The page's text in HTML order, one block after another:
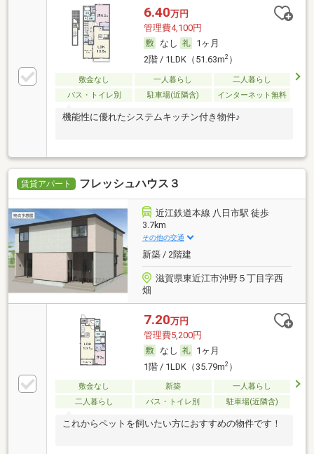
6.40万円
管理費4,100円
なし
1ヶ月
2階 / 1LDK（51.63m2）
敷金なし 一人暮らし
二人暮らし
バス・トイレ別
駐車場(近隣含) インターネット無料
機能性に優れたシステムキッチン付き物件♪
賃貸アパート フレッシュハウス３
近江鉄道本線 八日市駅 徒歩
3.7km
その他の交通
新築 / 2階建
滋賀県東近江市沖野５丁目字西
畑
7.20万円
管理費5,200円
なし
1ヶ月
1階 / 1LDK（35.79m2）
敷金なし 新築
一人暮らし
二人暮らし
バス・トイレ別 駐車場(近隣含)
これからペットを飼いたい方におすすめの物件です！